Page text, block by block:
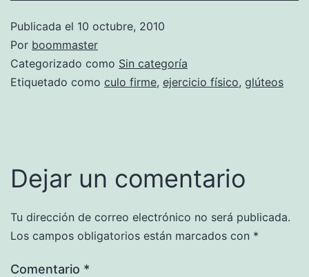
Publicada el 10 octubre, 2010
Por boommaster
Categorizado como Sin categoría
Etiquetado como culo firme, ejercicio físico, glúteos
Dejar un comentario
Tu dirección de correo electrónico no será publicada.
Los campos obligatorios están marcados con *
Comentario *